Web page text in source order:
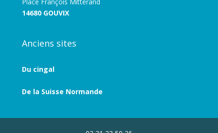
Place François Mitterand
14680 GOUVIX
Anciens sites
Du cingal
De la Suisse Normande